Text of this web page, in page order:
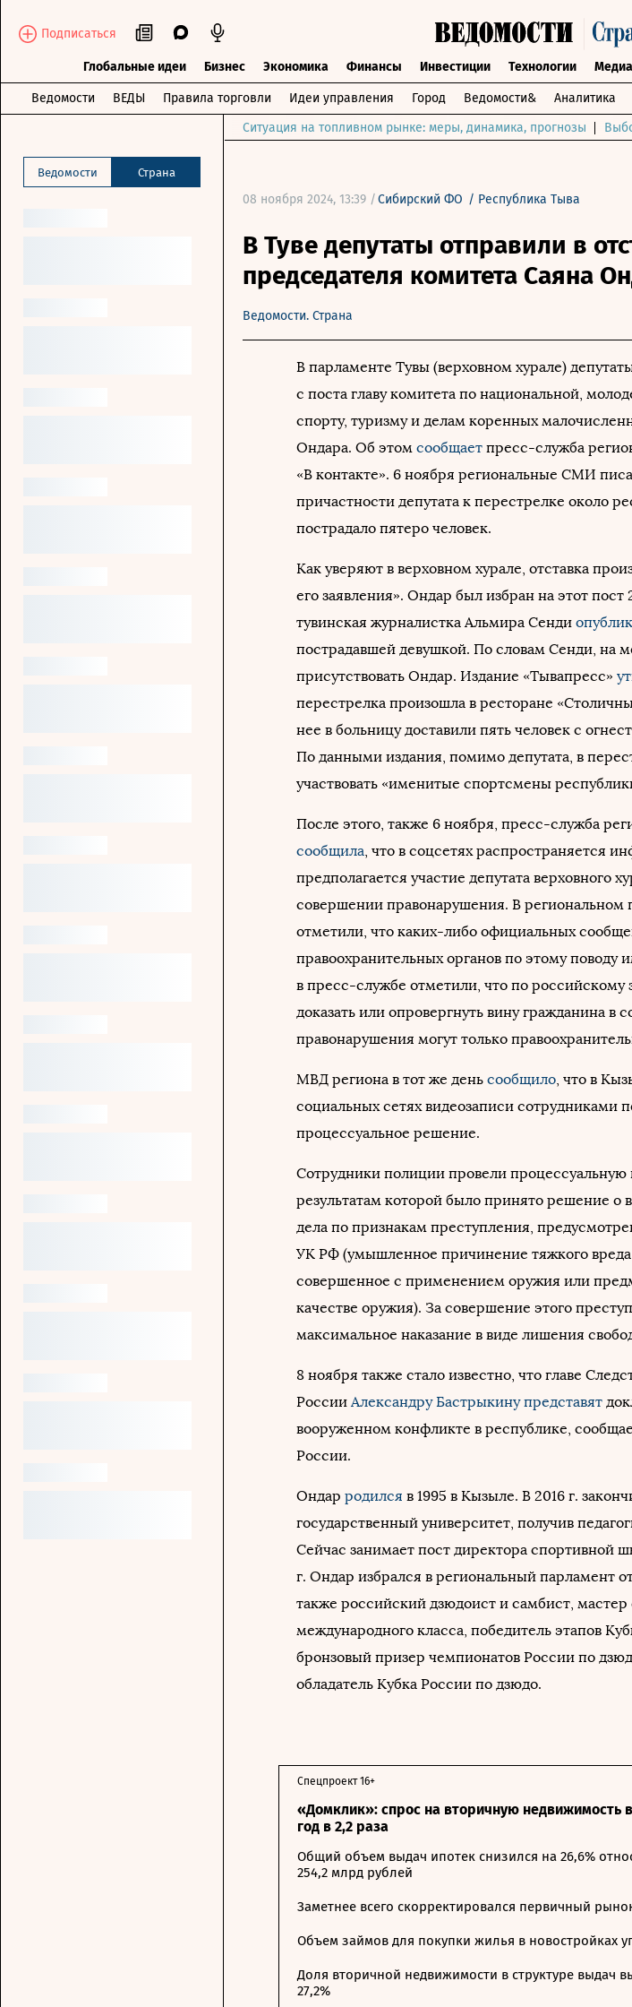
Подписаться
Глобальные идеи Бизнес Экономика Финансы Инвестиции Технологии Медиа
Ведомости ВЕДЫ Правила торговли Идеи управления Город Ведомости& Аналитика
Ведомости Страна
Ситуация на топливном рынке: меры, динамика, прогнозы
08 ноября 2024, 13:39 /Сибирский ФО / Республика Тыва
В Туве депутаты отправили в
председателя комитета Саяна
Ведомости. Страна
В парламенте Тувы (верховном хурале)
с поста главу комитета по национальной,
спорту, туризму и делам коренных
Ондара. Об этом сообщает пресс-служба
«В контакте». 6 ноября региональные СМИ
причастности депутата к перестрелке около
пострадало пятеро человек.
Как уверяют в верховном хурале, отставка
его заявления». Ондар был избран на этот пост
тувинская журналистка Альмира Сенди
пострадавшей девушкой. По словам Сенди, на
присутствовать Ондар. Издание «Тывапресс»
перестрелка произошла в ресторане
нее в больницу доставили пять человек с
По данными издания, помимо депутата, в
участвовать «именитые спортсмены
После этого, также 6 ноября, пресс-служба
сообщила, что в соцсетях распространяется
предполагается участие депутата верховного
совершении правонарушения. В региональном
отметили, что каких-либо официальных
правоохранительных органов по этому поводу
в пресс-службе отметили, что по российскому
доказать или опровергнуть вину гражданина в
правонарушения могут только
МВД региона в тот же день сообщило, что в
социальных сетях видеозаписи сотрудниками
процессуальное решение.
Сотрудники полиции провели процессуальную
результатам которой было принято решение о
дела по признакам преступления,
УК РФ (умышленное причинение тяжкого вреда
совершенное с применением оружия или
качестве оружия). За совершение этого
максимальное наказание в виде лишения
8 ноября также стало известно, что главе
России Александру Бастрыкину представят
вооруженном конфликте в республике,
России.
Ондар родился в 1995 в Кызыле. В 2016 г.
государственный университет, получив
Сейчас занимает пост директора спортивной
г. Ондар избрался в региональный парламент
также российский дзюдоист и самбист, мастер
международного класса, победитель этапов
бронзовый призер чемпионатов России по
обладатель Кубка России по дзюдо.
«Домклик»: спрос на вторичную недвижимость
год в 2,2 раза
Спецпроект 16+
Общий объем выдач ипотек снизился на 26,6%
254,2 млрд рублей
Заметнее всего скорректировался первичный
Объем займов для покупки жилья в новостройках
Доля вторичной недвижимости в структуре выдач
27,2%